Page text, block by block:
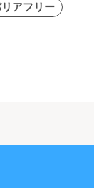
アフリー